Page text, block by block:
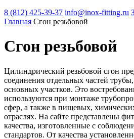
8 (812) 425-39-37 info@inox-fitting.ru
Главная Сгон резьбовой
Сгон резьбовой
Цилиндрический резьбовой сгон
соединения отдельных частей
основных участков. Это
используются при монтаже
сфер, а также в пищевых,
отраслях. На сайте представлены
качества, изготовленные с
стандартов. От качества